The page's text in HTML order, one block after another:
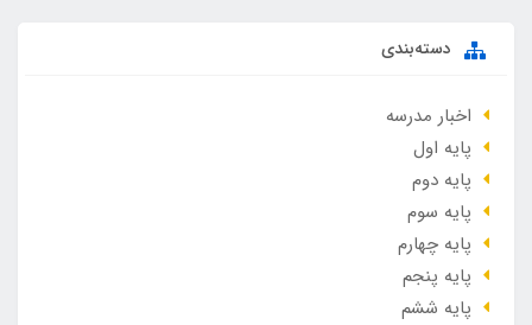
دسته‌بندی
اخبار مدرسه
پایه اول
پایه دوم
پایه سوم
پایه چهارم
پایه پنجم
پایه ششم